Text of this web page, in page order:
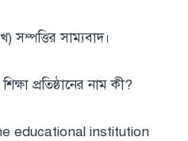
সম্পত্তির সাম্যবাদ।
প্রতিষ্ঠানের নাম কী?
educational institution